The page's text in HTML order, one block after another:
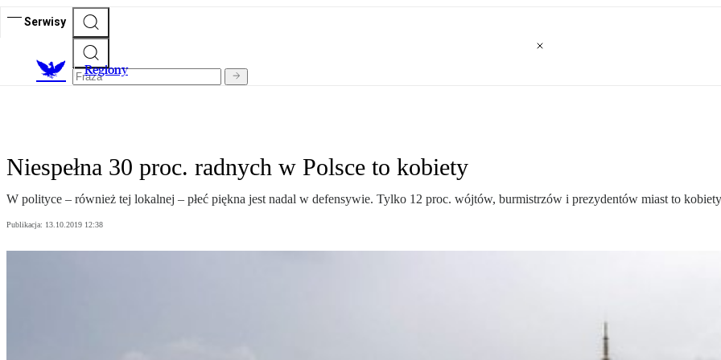
Serwisy
Regiony
Niespełna 30 proc. radnych w Polsce to kobiety
W polityce – również tej lokalnej – płeć piękna jest nadal w defensywie. Tylko 12 proc. wójtów, burmistrzów i prezydentów miast to
Publikacja: 13.10.2019 12:38